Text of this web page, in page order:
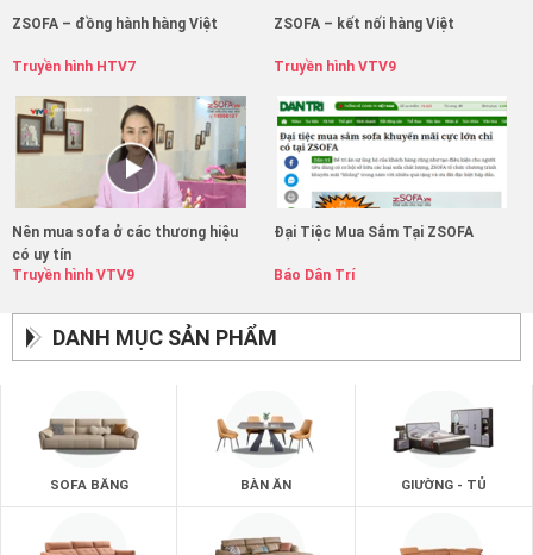
ZSOFA – đồng hành hàng Việt
Truyền hình HTV7
ZSOFA – kết nối hàng Việt
Truyền hình VTV9
Nên mua sofa ở các thương hiệu
có uy tín
Truyền hình VTV9
Đại Tiệc Mua Sắm Tại ZSOFA
Báo Dân Trí
DANH MỤC SẢN PHẨM
SOFA BĂNG BÀN ĂN GIƯỜNG - TỦ